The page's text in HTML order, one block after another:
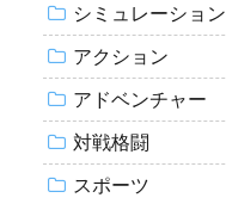
シミュレーション
アクション
アドベンチャー
対戦格闘
スポーツ